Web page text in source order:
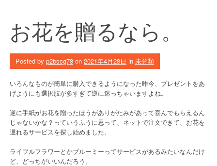
お花を贈るなら。
Posted by p2bscg78 on 2021年4月28日 in 未分類
いろんなものが簡単に購入できるようになった昨今、プレゼントをあ
げようにも選択肢が多すぎて逆に迷っちゃいますよね。
逆に手紙がお花を贈ったほうがありがたみがあって喜んでもらえるん
じゃないかな？っていうふうに思って、ネットで注文できて、お花を
遅れるサービスを探し始めました。
ライフルフラワーとかブルーミーってサービスがあるみたいなんだけ
ど、どっちがいいんだろう。